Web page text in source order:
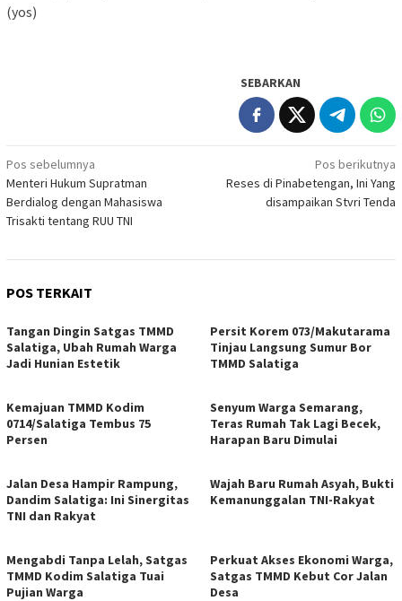
(yos)
SEBARKAN
Navigasi
pos
Pos sebelumnya
Menteri Hukum Supratman
Berdialog dengan Mahasiswa
Trisakti tentang RUU TNI
Pos berikutnya
Reses di Pinabetengan, Ini Yang
disampaikan Stvri Tenda
POS TERKAIT
Tangan Dingin Satgas TMMD
Salatiga, Ubah Rumah Warga
Jadi Hunian Estetik
Persit Korem 073/Makutarama
Tinjau Langsung Sumur Bor
TMMD Salatiga
Kemajuan TMMD Kodim
0714/Salatiga Tembus 75
Persen
Senyum Warga Semarang,
Teras Rumah Tak Lagi Becek,
Harapan Baru Dimulai
Jalan Desa Hampir Rampung,
Dandim Salatiga: Ini Sinergitas
TNI dan Rakyat
Wajah Baru Rumah Asyah, Bukti
Kemanunggalan TNI-Rakyat
Mengabdi Tanpa Lelah, Satgas
TMMD Kodim Salatiga Tuai
Pujian Warga
Perkuat Akses Ekonomi Warga,
Satgas TMMD Kebut Cor Jalan
Desa